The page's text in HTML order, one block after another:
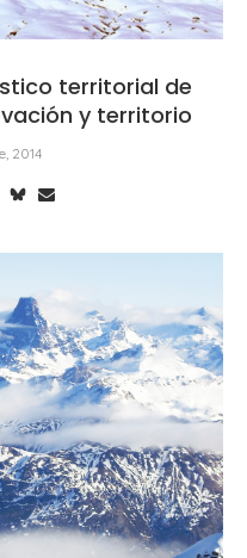
territorial de
y territorio
2014